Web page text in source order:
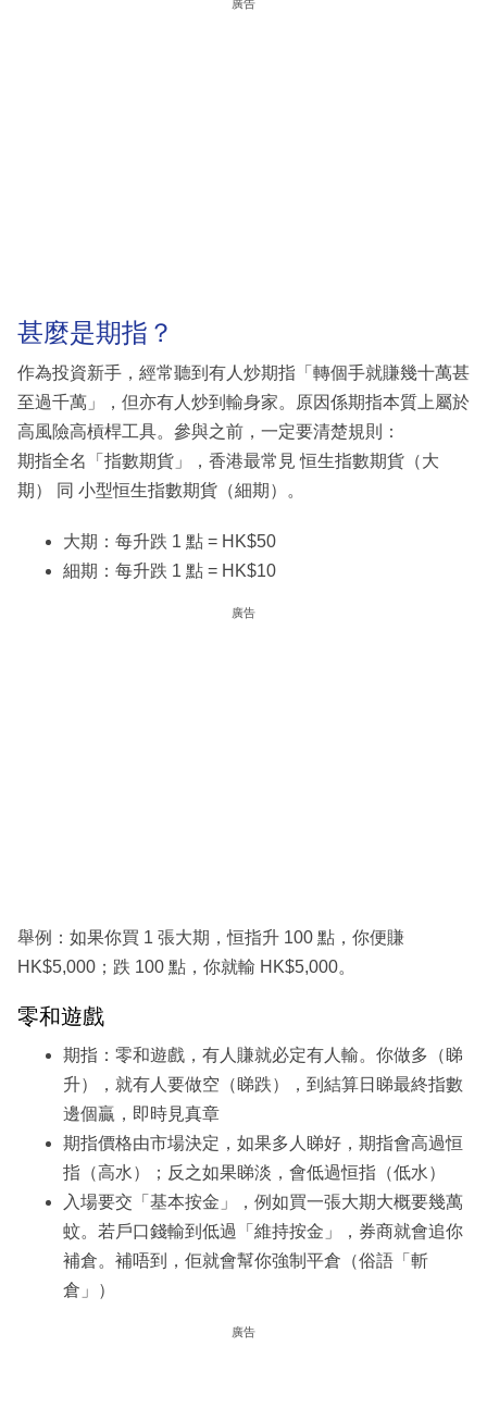
廣告
甚麼是期指？
作為投資新手，經常聽到有人炒期指「轉個手就賺幾十萬甚
至過千萬」，但亦有人炒到輸身家。原因係期指本質上屬於
高風險高槓桿工具。參與之前，一定要清楚規則：
期指全名「指數期貨」，香港最常見 恒生指數期貨（大
期） 同 小型恒生指數期貨（細期）。
大期：每升跌 1 點 = HK$50
細期：每升跌 1 點 = HK$10
廣告
舉例：如果你買 1 張大期，恒指升 100 點，你便賺
HK$5,000；跌 100 點，你就輸 HK$5,000。
零和遊戲
期指：零和遊戲，有人賺就必定有人輸。你做多（睇
升），就有人要做空（睇跌），到結算日睇最終指數
邊個贏，即時見真章
期指價格由市場決定，如果多人睇好，期指會高過恒
指（高水）；反之如果睇淡，會低過恒指（低水）
入場要交「基本按金」，例如買一張大期大概要幾萬
蚊。若戶口錢輸到低過「維持按金」，券商就會追你
補倉。補唔到，佢就會幫你強制平倉（俗語「斬
倉」）
廣告